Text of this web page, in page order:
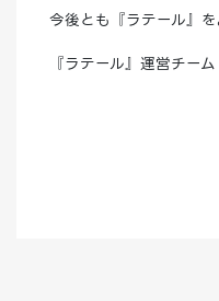
今後とも『ラテール』を
『ラテール』運営チーム